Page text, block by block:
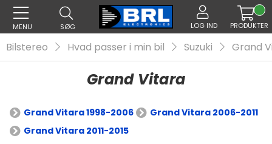
MENU SØG LOG IND PRODUKTER
Bilstereo Hvad passer i min bil Suzuki Grand
Grand Vitara
Grand Vitara 1998-2006
Grand Vitara 2006-2011
Grand Vitara 2011-2015